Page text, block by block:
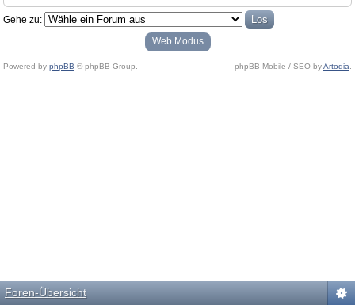
Gehe zu:
Web Modus
Powered by phpBB © phpBB Group. phpBB Mobile / SEO byArtodia
Foren-Übersicht